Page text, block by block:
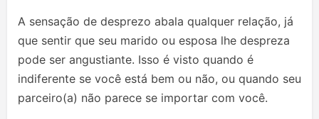
A sensação de desprezo abala qualquer relação, já
que sentir que seu marido ou esposa lhe despreza
pode ser angustiante. Isso é visto quando é
indiferente se você está bem ou não, ou quando seu
parceiro(a) não parece se importar com você.